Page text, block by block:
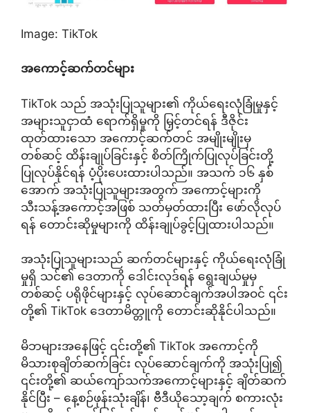
Image: TikTok
အကောင့်ဆက်တင်များ
TikTok သည် အသုံးပြုသူများ၏ ကိုယ်ရေးလုံခြုံမှုနှင့်
အများသူငှာထံ ရောက်ရှိမှုကို မြှင့်တင်ရန် ဒီဇိုင်း
ထုတ်ထားသော အကောင့်ဆက်တင် အမျိုးမျိုးမှ
တစ်ဆင့် ထိန်းချုပ်ခြင်းနှင့် စိတ်ကြိုက်ပြုလုပ်ခြင်းတို့
ပြုလုပ်နိုင်ရန် ပံ့ပိုးပေးထားပါသည်။ အသက် ၁၆ နှစ်
အောက် အသုံးပြုသူများအတွက် အကောင့်များကို
သီးသန့်အကောင့်အဖြစ် သတ်မှတ်ထားပြီး ဖော်လိုလုပ်
ရန် တောင်းဆိုမှုများကို ထိန်းချုပ်ခွင့်ပြုထားပါသည်။
အသုံးပြုသူများသည် ဆက်တင်များနှင့် ကိုယ်ရေးလုံခြုံ
မှုရှိ သင်၏ ဒေတာကို ဒေါင်းလုဒ်ရန် ရွေးချယ်မှုမှ
တစ်ဆင့် ပရိုဖိုင်များနှင့် လုပ်ဆောင်ချက်အပါအဝင် ၎င်း
တို့၏ TikTok ဒေတာမိတ္တူကို တောင်းဆိုနိုင်ပါသည်။
မိဘများအနေဖြင့် ၎င်းတို့၏ TikTok အကောင့်ကို
မိသားစုချိတ်ဆက်ခြင်း လုပ်ဆောင်ချက်ကို အသုံးပြု၍
၎င်းတို့၏ ဆယ်ကျော်သက်အကောင့်များနှင့် ချိတ်ဆက်
နိုင်ပြီး – နေ့စဉ်ဖုန်းသုံးချိန်၊ ဗီဒီယိုသော့ချက် စကားလုံး